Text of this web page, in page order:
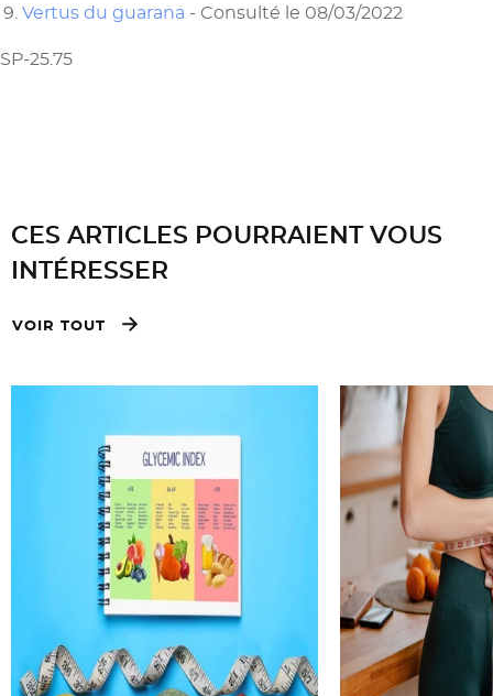
Vertus du guarana - Consulté le 08/03/2022
SP-25.75
CES ARTICLES POURRAIENT VOUS
INTÉRESSER
VOIR TOUT